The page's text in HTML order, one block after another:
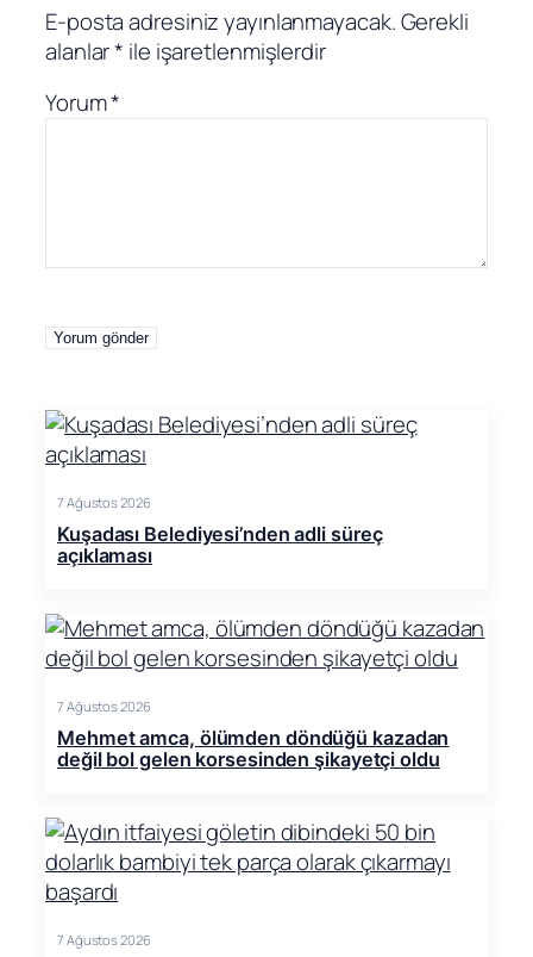
E-posta adresiniz yayınlanmayacak.Gerekli
alanlar* ile işaretlenmişlerdir
Yorum*
7 Ağustos 2026
Kuşadası Belediyesi’nden adli süreç
açıklaması
7 Ağustos 2026
Mehmet amca, ölümden döndüğü kazadan
değil bol gelen korsesinden şikayetçi oldu
7 Ağustos 2026